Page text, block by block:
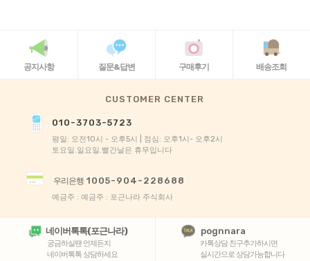
공지사항 질문&답변 구매후기 배송조회
CUSTOMER CENTER
010-3703-5723
평일: 오전10시 - 오후5시 | 점심: 오후1시- 오후2시
토요일.일요일.빨간날은 휴무입니다
우리은행1005-904-228688
예금주 : 예금주 : 포근나라 주식회사
네이버톡톡(포근나라)
궁금하실땐 언제든지
네이버톡톡 상담하세요
pognnara
카톡상담 친구추가하시면
실시간으로 상담가능합니다